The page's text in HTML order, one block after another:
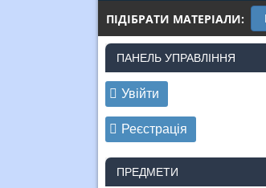
ПІДІБРАТИ МАТЕРІАЛИ:
ПАНЕЛЬ УПРАВЛІННЯ
Увійти
Реєстрація
ПРЕДМЕТИ